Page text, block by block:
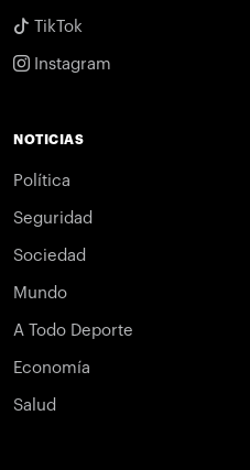
TikTok
Instagram
NOTICIAS
Política
Seguridad
Sociedad
Mundo
A Todo Deporte
Economía
Salud